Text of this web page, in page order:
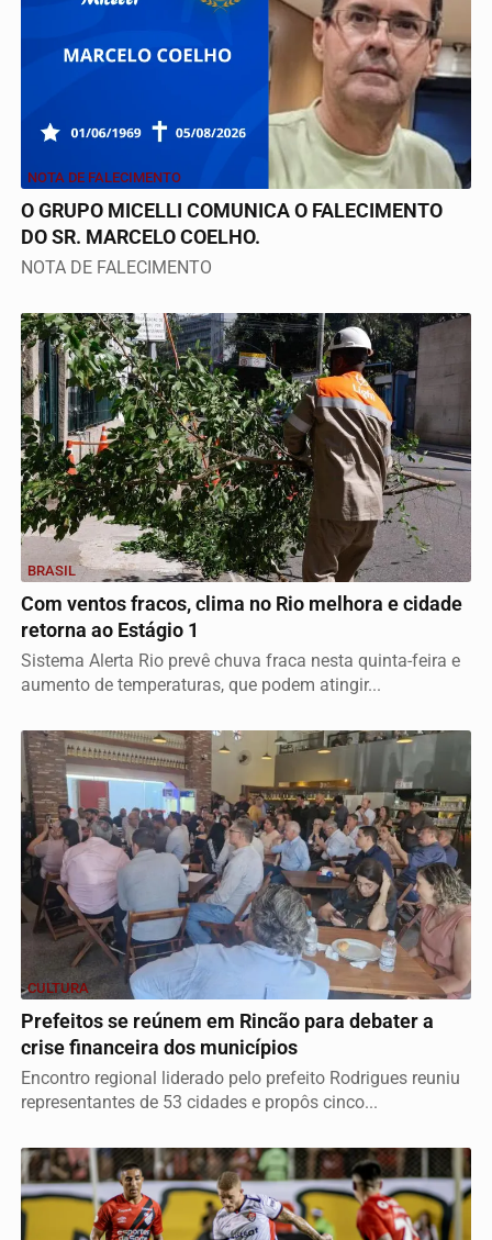
NOTA DE FALECIMENTO
O GRUPO MICELLI COMUNICA O FALECIMENTO
DO SR. MARCELO COELHO.
NOTA DE FALECIMENTO
BRASIL
Com ventos fracos, clima no Rio melhora e cidade
retorna ao Estágio 1
Sistema Alerta Rio prevê chuva fraca nesta quinta-feira e
aumento de temperaturas, que podem atingir...
CULTURA
Prefeitos se reúnem em Rincão para debater a
crise financeira dos municípios
Encontro regional liderado pelo prefeito Rodrigues reuniu
representantes de 53 cidades e propôs cinco...